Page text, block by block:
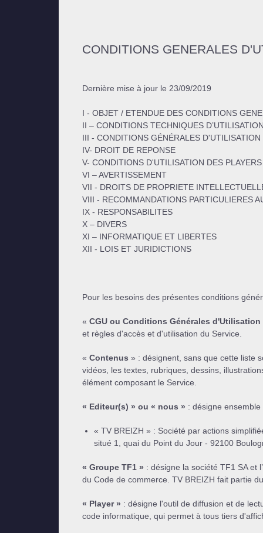
CONDITIONS GENERALES
Dernière mise à jour le 23/09/2019
I - OBJET / ETENDUE DES CONDITIONS
II – CONDITIONS TECHNIQUES
III - CONDITIONS GÉNÉRALES
IV- DROIT DE REPONSE
V- CONDITIONS D'UTILISATION DES PLAYERS
VI – AVERTISSEMENT
VII - DROITS DE PROPRIETE
VIII - RECOMMANDATIONS PARTICULIERES
IX - RESPONSABILITES
X – DIVERS
XI – INFORMATIQUE ET LIBERTES
XII - LOIS ET JURIDICTIONS
Pour les besoins des présentes conditions
« CGU ou Conditions Générales d'Utilisation
et règles d'accès et d'utilisation du Service.
« Contenus » : désignent, sans que cette liste
vidéos, les textes, rubriques, dessins,
élément composant le Service.
« Editeur(s) » ou « nous » : désigne
« TV BREIZH » : Société par actions
situé 1, quai du Point du Jour - 92100
« Groupe TF1 » : désigne la société TF1 SA et
du Code de commerce. TV BREIZH fait partie
« Player » : désigne l'outil de diffusion et de
code informatique, qui permet à tous tiers